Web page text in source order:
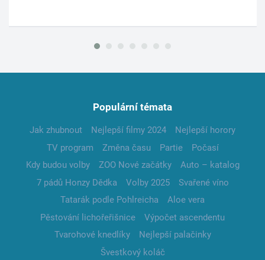
Populární témata
Jak zhubnout Nejlepší filmy 2024
Nejlepší horory
TV program
Změna času Partie
Počasí
Kdy budou volby
ZOO Nové začátky
Auto – katalog
7 pádů Honzy Dědka
Volby 2025
Svařené víno
Tatarák podle Pohlreicha
Aloe vera
Pěstování lichořeřišnice
Výpočet ascendentu
Tvarohové knedlíky
Nejlepší palačinky
Švestkový koláč